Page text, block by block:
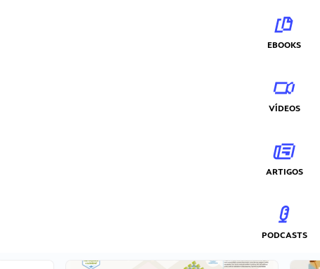
EBOOKS
VÍDEOS
ARTIGOS
PODCASTS